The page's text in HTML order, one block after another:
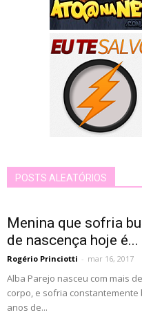
POSTS ALEATÓRIOS
Menina que sofria
de nascença hoje é...
Rogério Princiotti - mar 16, 2017
Alba Parejo nasceu com mais
corpo, e sofria constantemente
anos de...